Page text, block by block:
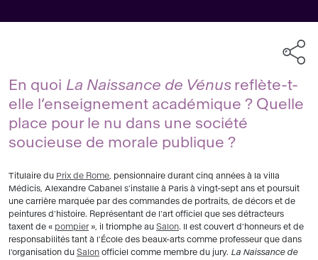
En quoi La Naissance de Vénusreflète-t-
elle l’enseignement académique ? Quelle
place pour le nu dans une société
soucieuse de morale publique ?
Titulaire du Prix de Rome , pensionnaire durant cinq années à la villa
Médicis, Alexandre Cabanel s'installe à Paris à vingt-sept ans et poursuit
une carrière marquée par des commandes de portraits, de décors et de
peintures d'histoire. Représentant de l'art officiel que ses détracteurs
taxent de « pompier», il triomphe au Salon. Il est couvert d'honneurs et de
responsabilités tant à l'École des beaux-arts comme professeur que dans
l'organisation du Salon officiel comme membre du jury. La Naissance de